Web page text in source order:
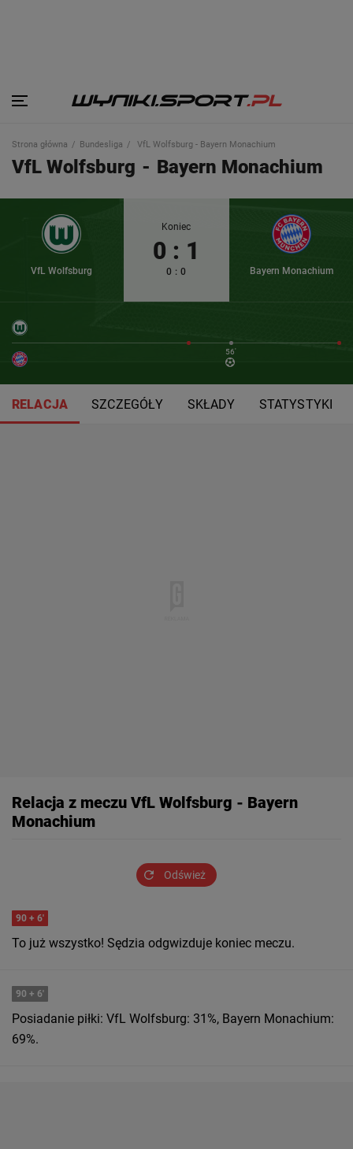
Strona główna Bundesliga VfL Wolfsburg - Bayern Monachium
VfL Wolfsburg - Bayern Monachium
VfL Wolfsburg
Koniec
0 : 1
0 : 0 Bayern Monachium
56'
RELACJA SZCZEGÓŁY SKŁADY STATYSTYKI
Relacja z meczu VfL Wolfsburg - Bayern
Monachium
Odśwież
90 + 6'
To już wszystko! Sędzia odgwizduje koniec meczu.
90 + 6'
Posiadanie piłki: VfL Wolfsburg: 31%, Bayern Monachium:
69%.